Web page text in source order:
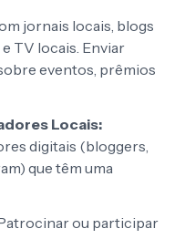
jornais locais, blogs
TV locais. Enviar
eventos, prêmios
Locais:
digitais (bloggers,
que têm uma
ou participar